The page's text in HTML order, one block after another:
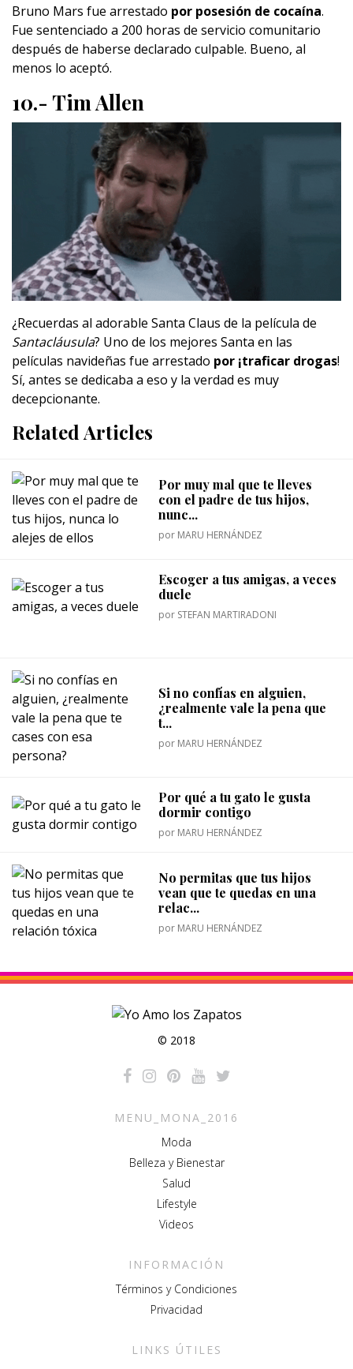
Bruno Mars fue arrestado por posesión de cocaína.
Fue sentenciado a 200 horas de servicio comunitario
después de haberse declarado culpable. Bueno, al
menos lo aceptó.
10.- Tim Allen
¿Recuerdas al adorable Santa Claus de la película de
Santacláusula? Uno de los mejores Santa en las
películas navideñas fue arrestado por ¡traficar drogas!
Sí, antes se dedicaba a eso y la verdad es muy
decepcionante.
Related Articles
Por muy mal que te lleves
con el padre de tus hijos,
nunc...
por MARU HERNÁNDEZ
Escoger a tus amigas, a veces
duele
por STEFAN MARTIRADONI
Si no confías en alguien,
¿realmente vale la pena que
t...
por MARU HERNÁNDEZ
Por qué a tu gato le gusta
dormir contigo
por MARU HERNÁNDEZ
No permitas que tus hijos
vean que te quedas en una
relac...
por MARU HERNÁNDEZ
© 2018
MENU_MONA_2016
Moda
Belleza y Bienestar
Salud
Lifestyle
Videos
INFORMACIÓN
Términos y Condiciones
Privacidad
LINKS ÚTILES